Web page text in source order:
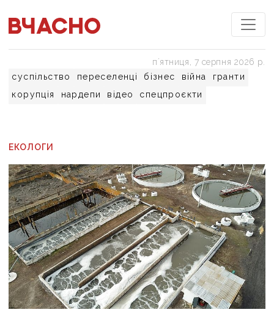
суспільство переселенці бізнес війна
гранти
корупція
нардепи відео спецпроєкти
пʼятниця, 7 серпня 2026 р.
ЕКОЛОГИ